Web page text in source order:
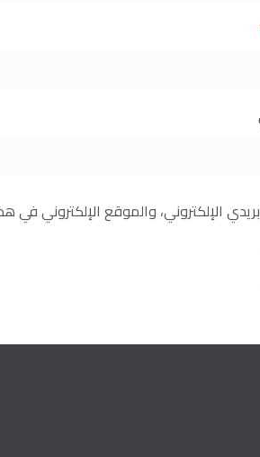
الإلكتروني، والموقع الإلكتروني في